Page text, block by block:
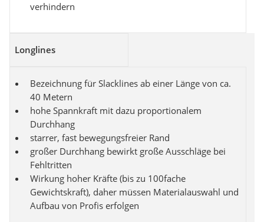
verhindern
Longlines
Bezeichnung für Slacklines ab einer Länge von ca.
40 Metern
hohe Spannkraft mit dazu proportionalem
Durchhang
starrer, fast bewegungsfreier Rand
großer Durchhang bewirkt große Ausschläge bei
Fehltritten
Wirkung hoher Kräfte (bis zu 100fache
Gewichtskraft), daher müssen Materialauswahl und
Aufbau von Profis erfolgen